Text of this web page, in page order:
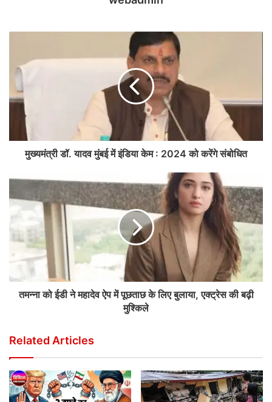
मुख्यमंत्री डॉ. यादव मुंबई में इंडिया केम : 2024 को करेंगे संबोधित
तमन्ना को ईडी ने महादेव ऐप में पूछताछ के लिए बुलाया, एक्ट्रेस की बढ़ी
मुश्किले
Related Articles